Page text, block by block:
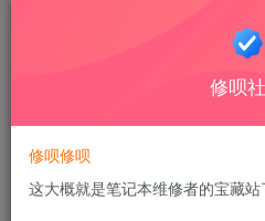
集成显卡 Radeon? Vega 8
缩略图
修呗
修呗修呗
这大概就是笔记本维修者的宝藏站